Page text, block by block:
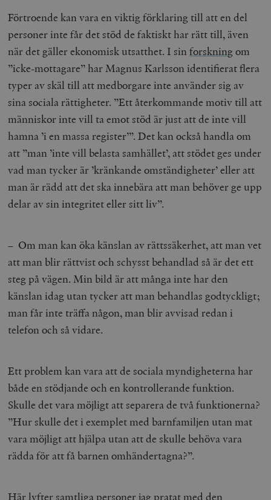
Förtroende kan vara en viktig förklaring till att en del
personer inte får det stöd de faktiskt har rätt till, även
när det gäller ekonomisk utsatthet. I sinforskningom
”icke-mottagare” har Magnus Karlsson identifierat flera
typer av skäl till att medborgare inte använder sig av
sina sociala rättigheter. ”Ett återkommande motiv till att
människor inte vill ta emot stöd är just att de inte vill
hamna ’i en massa register’”. Det kan också handla om
att ”man ’inte vill belasta samhället’, att stödet ges under
vad man tycker är ’kränkande omständigheter’ eller att
man är rädd att det ska innebära att man behöver ge upp
delar av sin integritet eller sitt liv”.
– Om man kan öka känslan av rättssäkerhet, att man vet
att man blir rättvist och schysst behandlad så är det ett
steg på vägen. Min bild är att många inte har den
känslan idag utan tycker att man behandlas godtyckligt;
man får inte träffa någon, man blir avvisad redan i
telefon och så vidare.
Ett problem kan vara att de sociala myndigheterna har
både en stödjande och en kontrollerande funktion.
Skulle det vara möjligt att separera de två funktionerna?
”Hur skulle det i exemplet med barnfamiljen utan mat
vara möjligt att hjälpa utan att de skulle behöva vara
rädda för att få barnen omhändertagna?”.
Här lyfter samtliga personer jag pratat med den